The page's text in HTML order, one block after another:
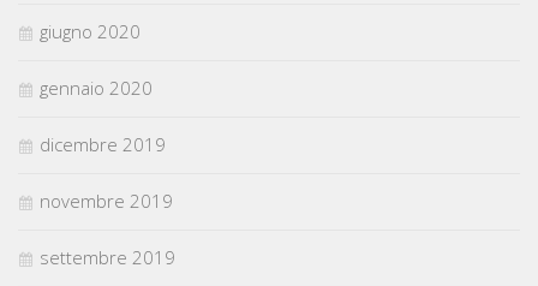
giugno 2020
gennaio 2020
dicembre 2019
novembre 2019
settembre 2019